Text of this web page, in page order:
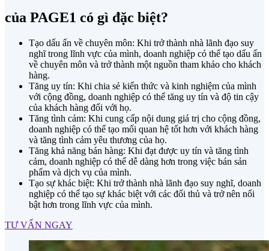
của PAGE1 có gì đặc biệt?
Tạo dấu ấn về chuyên môn: Khi trở thành nhà lãnh đạo suy
nghĩ trong lĩnh vực của mình, doanh nghiệp có thể tạo dấu ấn
về chuyên môn và trở thành một nguồn tham khảo cho khách
hàng.
Tăng uy tín: Khi chia sẻ kiến thức và kinh nghiệm của mình
với cộng đồng, doanh nghiệp có thể tăng uy tín và độ tin cậy
của khách hàng đối với họ.
Tăng tình cảm: Khi cung cấp nội dung giá trị cho cộng đồng,
doanh nghiệp có thể tạo mối quan hệ tốt hơn với khách hàng
và tăng tình cảm yêu thương của họ.
Tăng khả năng bán hàng: Khi đạt được uy tín và tăng tình
cảm, doanh nghiệp có thể dễ dàng hơn trong việc bán sản
phẩm và dịch vụ của mình.
Tạo sự khác biệt: Khi trở thành nhà lãnh đạo suy nghĩ, doanh
nghiệp có thể tạo sự khác biệt với các đối thủ và trở nên nổi
bật hơn trong lĩnh vực của mình.
TƯ VẤN NGAY